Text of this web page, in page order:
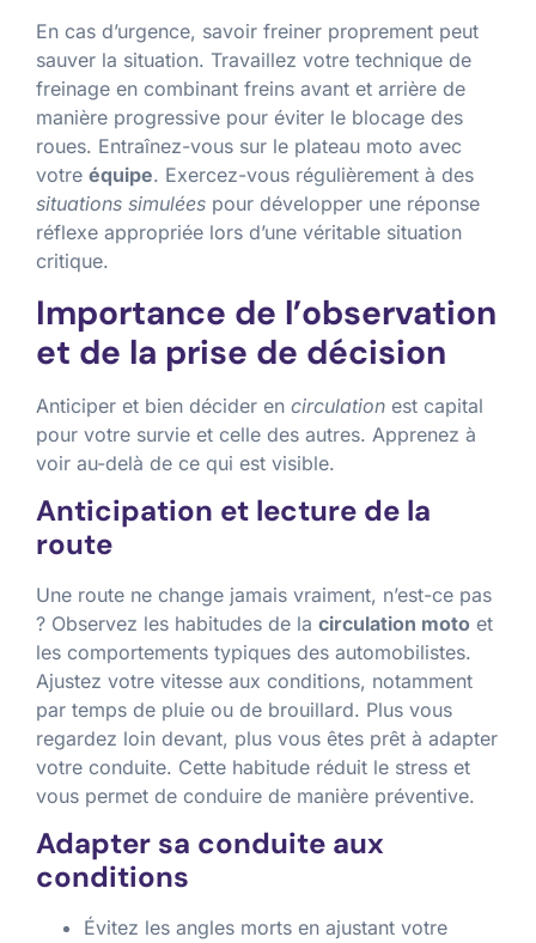
En cas d’urgence, savoir freiner proprement peut
sauver la situation. Travaillez votre technique de
freinage en combinant freins avant et arrière de
manière progressive pour éviter le blocage des
roues. Entraînez-vous sur le plateau moto avec
votre équipe. Exercez-vous régulièrement à des
situations simulées pour développer une réponse
réflexe appropriée lors d’une véritable situation
critique.
Importance de l’observation
et de la prise de décision
Anticiper et bien décider en circulation est capital
pour votre survie et celle des autres. Apprenez à
voir au-delà de ce qui est visible.
Anticipation et lecture de la
route
Une route ne change jamais vraiment, n’est-ce pas
? Observez les habitudes de la circulation moto et
les comportements typiques des automobilistes.
Ajustez votre vitesse aux conditions, notamment
par temps de pluie ou de brouillard. Plus vous
regardez loin devant, plus vous êtes prêt à adapter
votre conduite. Cette habitude réduit le stress et
vous permet de conduire de manière préventive.
Adapter sa conduite aux
conditions
Évitez les angles morts en ajustant votre